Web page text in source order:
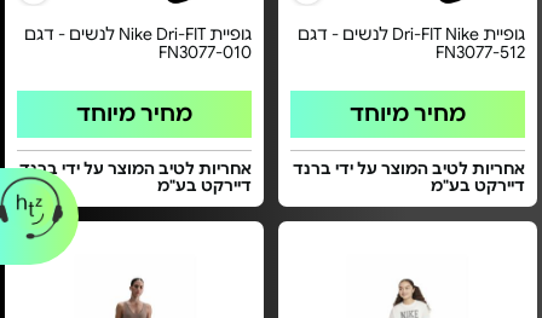
גופיית Dri-FIT Nike לנשים - דגם
FN3077-512
מחיר מיוחד
אחריות לטיב המוצר על ידי ברנד
דיירקט בע"מ
גופיית Nike Dri-FIT לנשים - דגם
FN3077-010
מחיר מיוחד
אחריות לטיב המוצר על ידי ברנד
דיירקט בע"מ